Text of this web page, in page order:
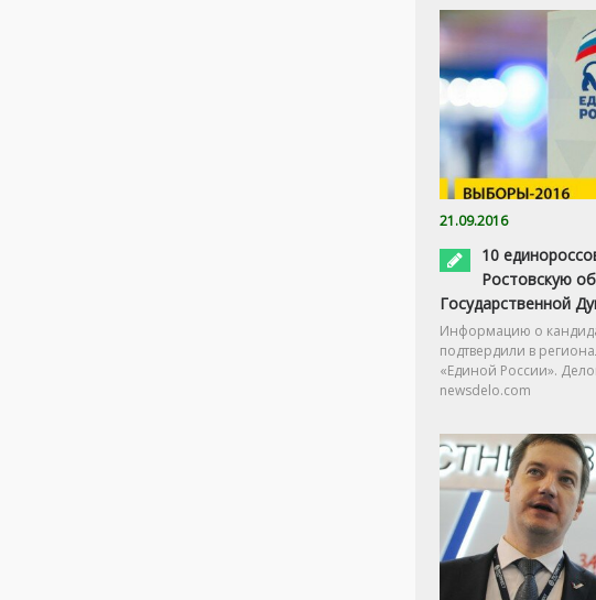
21.09.2016
10
Ростовскую
Государственной
Информацию о
подтвердили в
«Единой России».
newsdelo.com